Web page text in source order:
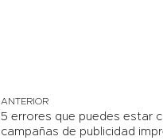
ANTERIOR
5 errores que puedes estar
campañas de publicidad